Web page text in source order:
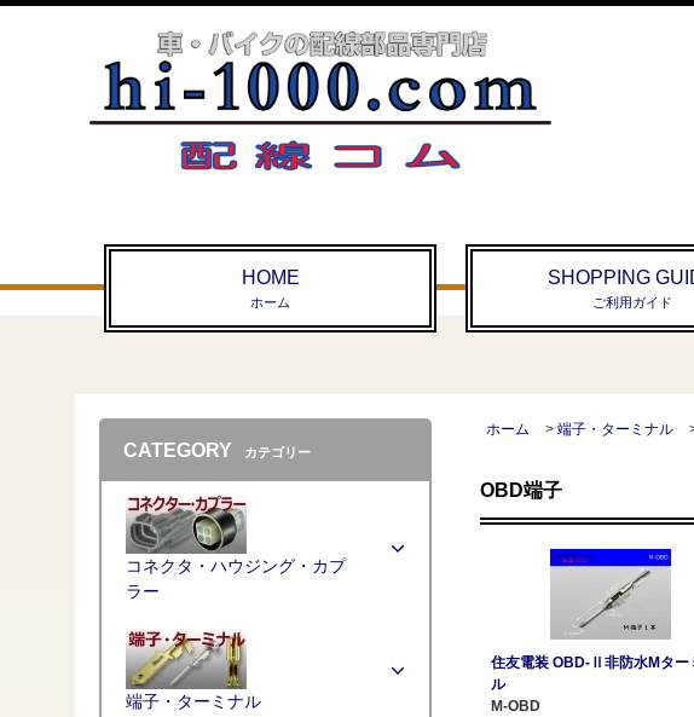
HOME
ホーム
SHOPPING
ご利用ガイド
ホーム > 端子・ターミナル
OBD端子
住友電装 OBD-Ⅱ非防水Mター
ル
M-OBD
CATEGORY カテゴリー
コネクタ・ハウジング・カプ
ラー
端子・ターミナル